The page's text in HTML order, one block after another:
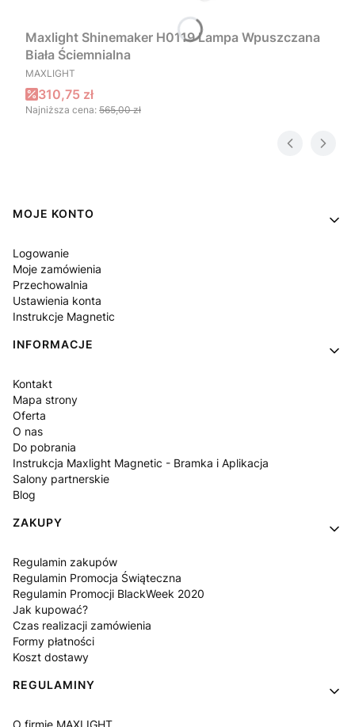
Maxlight Shinemaker H0119 Lampa Wpuszczana
Biała Ściemnialna
PRODUCENT
MAXLIGHT
Cena promocyjna
310,75 zł
Najniższa cena: 565,00 zł
Linki w stopce
MOJE KONTO
Logowanie
Moje zamówienia
Przechowalnia
Ustawienia konta
Instrukcje Magnetic
INFORMACJE
Kontakt
Mapa strony
Oferta
O nas
Do pobrania
Instrukcja Maxlight Magnetic - Bramka i Aplikacja
Salony partnerskie
Blog
ZAKUPY
Regulamin zakupów
Regulamin Promocja Świąteczna
Regulamin Promocji BlackWeek 2020
Jak kupować?
Czas realizacji zamówienia
Formy płatności
Koszt dostawy
REGULAMINY
O firmie MAXLIGHT